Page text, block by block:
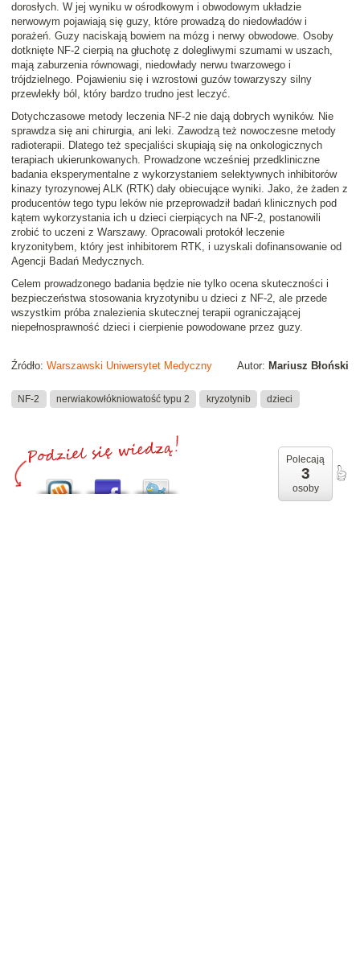
dorosłych. W jej wyniku w ośrodkowym i obwodowym układzie
nerwowym pojawiają się guzy, które prowadzą do niedowładów i
porażeń. Guzy naciskają bowiem na mózg i nerwy obwodowe. Osoby
dotknięte NF-2 cierpią na głuchotę z dolegliwymi szumami w uszach,
mają zaburzenia równowagi, niedowłady nerwu twarzowego i
trójdzielnego. Pojawieniu się i wzrostowi guzów towarzyszy silny
przewlekły ból, który bardzo trudno jest leczyć.
Dotychczasowe metody leczenia NF-2 nie dają dobrych wyników. Nie
sprawdza się ani chirurgia, ani leki. Zawodzą też nowoczesne metody
radioterapii. Dlatego też specjaliści skupiają się na onkologicznych
terapiach ukierunkowanych. Prowadzone wcześniej przedkliniczne
badania eksperymentalne z wykorzystaniem selektywnych inhibitorów
kinazy tyrozynowej ALK (RTK) dały obiecujące wyniki. Jako, że żaden z
producentów tego typu leków nie przeprowadził badań klinicznych pod
kątem wykorzystania ich u dzieci cierpiących na NF-2, postanowili
zrobić to uczeni z Warszawy. Opracowali protokół leczenie
kryzonitybem, który jest inhibitorem RTK, i uzyskali dofinansowanie od
Agencji Badań Medycznych.
Celem prowadzonego badania będzie nie tylko ocena skuteczności i
bezpieczeństwa stosowania kryzotynibu u dzieci z NF-2, ale przede
wszystkim próba znalezienia skutecznej terapii ograniczającej
niepełnosprawność dzieci i cierpienie powodowane przez guzy.
Autor: Mariusz Błoński
Źródło: Warszawski Uniwersytet Medyczny
NF-2 nerwiakowłókniowatość typu 2 kryzotynib dzieci
Polecają
3
osoby